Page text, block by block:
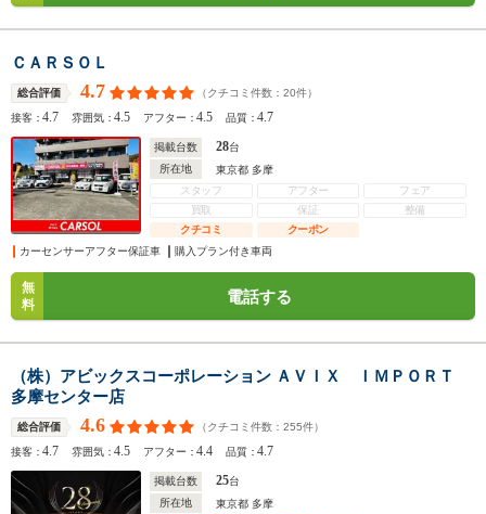
ＣＡＲＳＯＬ
総合評価 4.7 （クチコミ件数： 20件）
接客：4.7 雰囲気：4.5 アフター：4.5 品質：4.7
掲載台数 28台
所在地
東京都 多摩
スタッフ
アフター
フェア
買取
保証
整備
クチコミ
クーポン
カーセンサーアフター保証車
購入プラン付き車両
無
料
電話する
（株）アビックスコーポレーション ＡＶＩＸ ＩＭＰＯＲＴ
多摩センター店
総合評価 4.6 （クチコミ件数： 255件）
接客：4.7 雰囲気：4.5 アフター：4.4 品質：4.7
掲載台数 25台
所在地
東京都 多摩